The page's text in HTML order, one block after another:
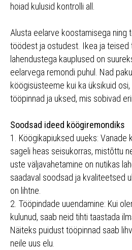
hoiad kulusid kontrolli all.
Alusta eelarve koostamisega ning
töödest ja ostudest. Ikea ja teised
lahendustega kauplused on
eelarvega remondi puhul. Nad
köögisüsteeme kui ka üksikuid osi,
tööpinnad ja uksed, mis sobivad
Soodsad ideed köögiremondiks
1. Köögikapiuksed uueks: Vanade
sageli heas seisukorras, mistõttu
uste väljavahetamine on nutikas
saadaval soodsad ja kvaliteetsed
on lihtne.
2. Tööpindade uuendamine: Kui
kulunud, saab neid tihti taastada
Näiteks puidust tööpinnad saab
neile uus elu.